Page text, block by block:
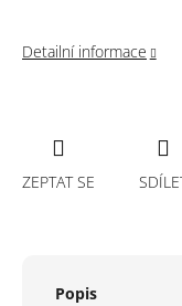
Detailní informace
ZEPTAT SE
Popis